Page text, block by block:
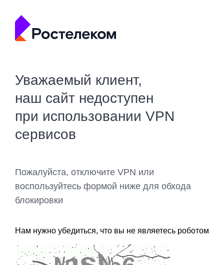
Уважаемый клиент,
наш сайт недоступен
при использовании VPN
сервисов
Пожалуйста, отключите VPN или
воспользуйтесь формой ниже для обхода
блокировки
Нам нужно убедиться, что вы не являетесь роботом